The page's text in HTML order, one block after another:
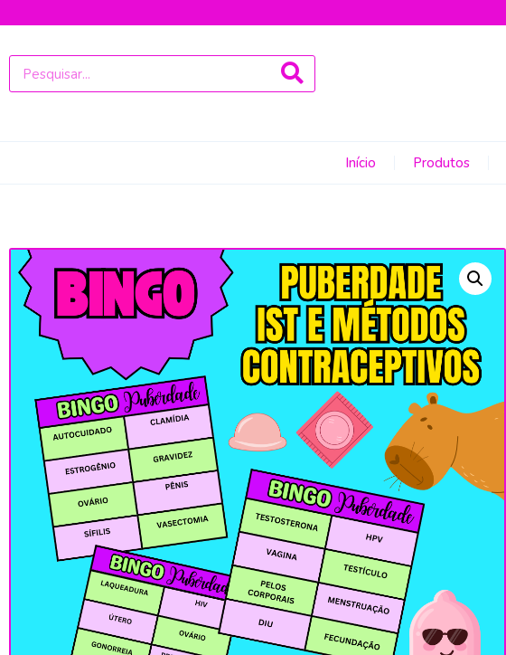
Início Produtos